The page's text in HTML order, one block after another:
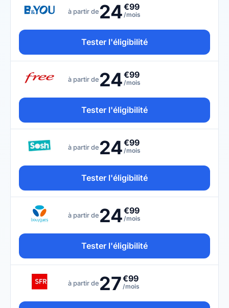
à partir de 24€99
/mois
Tester l'éligibilité
à partir de 24€99
/mois
Tester l'éligibilité
à partir de 24€99
/mois
Tester l'éligibilité
à partir de 24€99
/mois
Tester l'éligibilité
à partir de 27€99
/mois